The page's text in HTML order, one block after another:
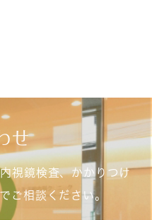
せ
視鏡検査、かかりつけ
ご相談ください。